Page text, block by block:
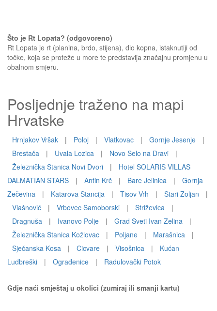
Što je Rt Lopata? (odgovoreno)
Rt Lopata je rt (planina, brdo, stijena), dio kopna, istaknutiji od
točke, koja se proteže u more te predstavlja značajnu promjenu u
obalnom smjeru.
Posljednje traženo na mapi
Hrvatske
Hrnjakov Vršak | Poloj | Vlatkovac | Gornje Jesenje
|
Brestača
| Uvala Lozica | Novo Selo na Dravi
|
Železnička Stanica Novi Dvori
|
Hotel SOLARIS VILLAS
DALMATIAN STARS
| Antin Krč | Bare Jelinica |
Gornja
Zečevina
| Katarova Stancija | Tisov Vrh | Stari Zoljan
|
Vlašnović
| Vrbovec Samoborski | Striževica
|
Dragnuša
| Ivanovo Polje | Grad Sveti Ivan Zelina
|
Železnička Stanica Kožlovac
| Poljane | Marašnica
|
Sječanska Kosa
| Cicvare | Visošnica |
Kućan
Ludbreški
| Ograđenice | Radulovački Potok
Gdje naći smještaj u okolici (zumiraj ili smanji kartu)